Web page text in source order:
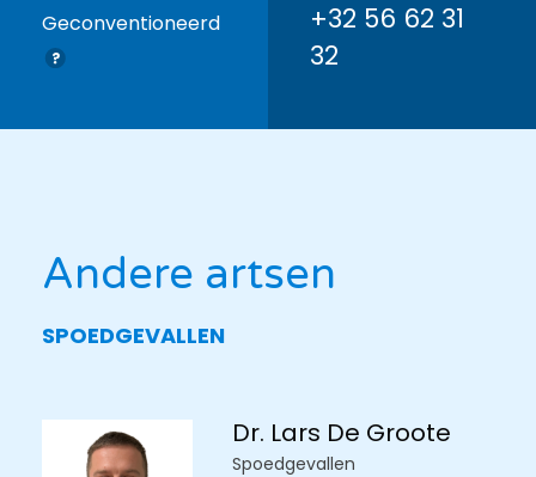
Geconventioneerd
+32 56 62 31
32
Andere artsen
SPOEDGEVALLEN
Dr. Lars De Groote
Spoedgevallen